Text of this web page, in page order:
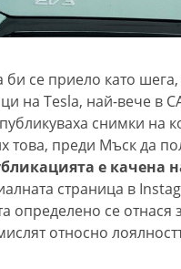
би се приело като
на Tesla, най-вече в
снимки на
това, преди Мъск да
е качена
страница в
определено се отнася
относно